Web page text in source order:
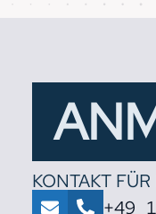
KONTAKT
+49